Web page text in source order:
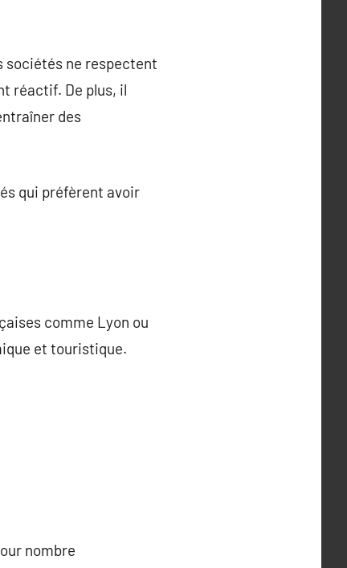
sociétés ne respectent
réactif. De plus, il
des
qui préfèrent avoir
comme Lyon ou
et touristique.
nombre